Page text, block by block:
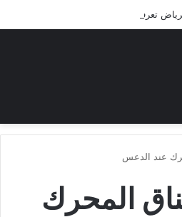
تعرف عليها لعام 2026
عند الدعس
المحرك